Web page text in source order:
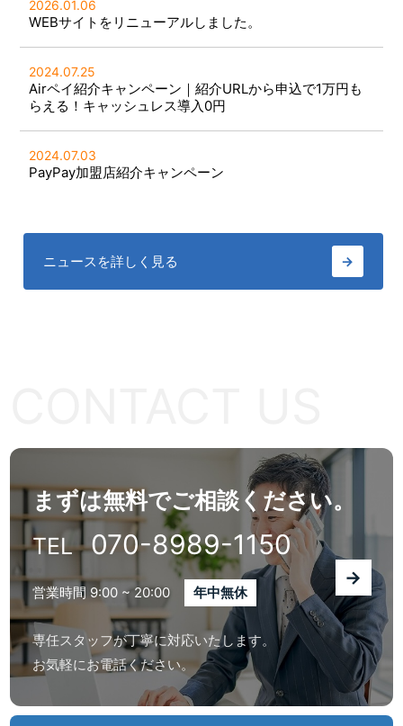
2026.01.06
WEBサイトをリニューアルしました。
2024.07.25
Airペイ紹介キャンペーン｜紹介URLから申込で1万円も
らえる！キャッシュレス導入0円
2024.07.03
PayPay加盟店紹介キャンペーン
ニュースを詳しく見る →
まずは無料でご相談ください。
TEL
070-8989-1150
営業時間 9:00 ~ 20:00 年中無休
専任スタッフが丁寧に対応いたします。
お気軽にお電話ください。
→